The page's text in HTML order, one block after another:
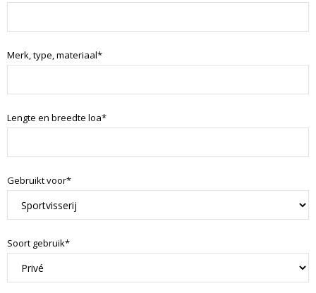
Merk, type, materiaal*
Lengte en breedte loa*
Gebruikt voor*
Soort gebruik*